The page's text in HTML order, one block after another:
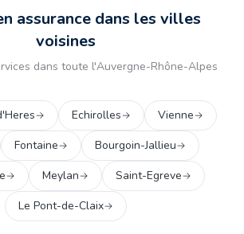
assurance dans les villes
voisines
dans toute l'Auvergne-Rhône-Alpes
Echirolles
Vienne
Fontaine
Bourgoin-Jallieu
Meylan
Saint-Egreve
Le Pont-de-Claix